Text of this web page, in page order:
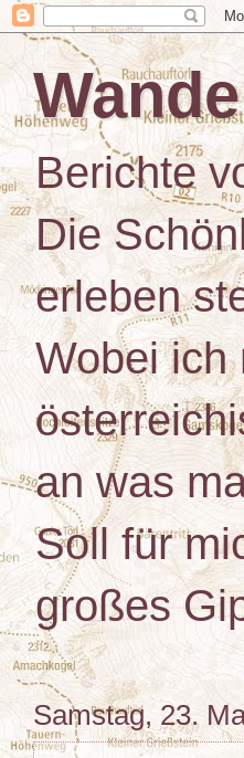
Berichte
Die
erleben
Wobei ich
an was
Soll für
großes
Samstag, 23.